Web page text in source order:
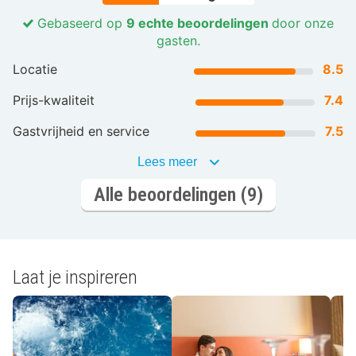
zitten en geniet van een ritje met paard en wagen. Op
15 km van Ängavallen zijn er unieke mogelijkheden om
vogels te spotten in Falsterbo met natuurwandelingen
en rondleidingen.
Automatisch vertaald door Google Translate
Gebaseerd op 9 echte beoordelingen door onze
gasten.
Locatie
8.5
Prijs-kwaliteit
7.4
Gastvrijheid en service
7.5
Lees meer
Alle beoordelingen (9)
Laat je inspireren